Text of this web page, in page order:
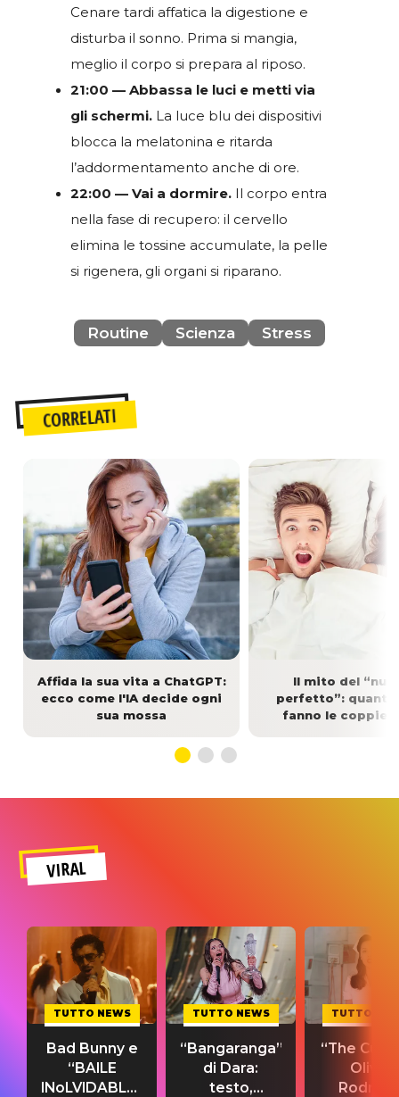
Cenare tardi affatica la digestione e
disturba il sonno. Prima si mangia,
meglio il corpo si prepara al riposo.
21:00 — Abbassa le luci e metti via
gli schermi. La luce blu dei dispositivi
blocca la melatonina e ritarda
l’addormentamento anche di ore.
22:00 — Vai a dormire. Il corpo entra
nella fase di recupero: il cervello
elimina le tossine accumulate, la pelle
si rigenera, gli organi si riparano.
Routine Scienza Stress
CORRELATI
Affida la sua vita a ChatGPT:
ecco come l'IA decide ogni
sua mossa
Il mito del
perfetto”: quanto
fanno le coppie
VIRAL
TUTTO NEWS
Bad Bunny e
“BAILE
INoLVIDABLE”:
TUTTO NEWS
“Bangaranga”
di Dara:
testo,
TUTTO
“The
Olivia